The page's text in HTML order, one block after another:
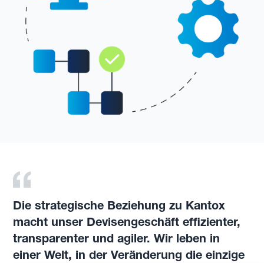
Die strategische Beziehung zu Kantox
macht unser Devisengeschäft effizienter,
transparenter und agiler. Wir leben in
einer Welt, in der Veränderung die einzige